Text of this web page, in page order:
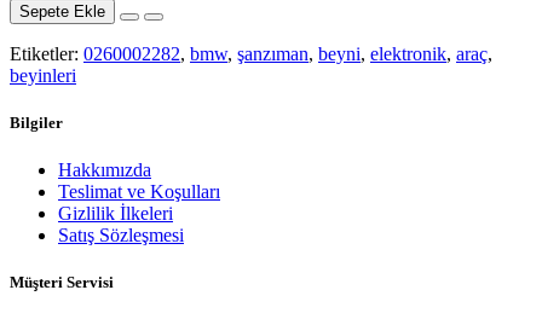
Sepete Ekle
Etiketler: 0260002282, bmw, şanzıman, beyni, elektronik, araç,
beyinleri
Bilgiler
Hakkımızda
Teslimat ve Koşulları
Gizlilik İlkeleri
Satış Sözleşmesi
Müşteri Servisi